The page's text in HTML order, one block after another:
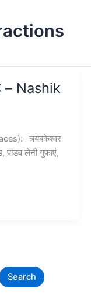
– Nashik
त्र्यंबकेश्वर
पांडव लेनी गुफाएं,
Search